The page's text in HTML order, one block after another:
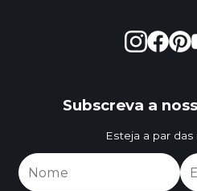
Subscreva a
Esteja a par das